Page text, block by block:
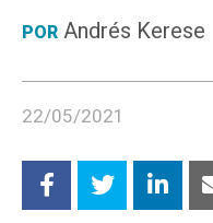
POR Andrés Kerese
22/05/2021